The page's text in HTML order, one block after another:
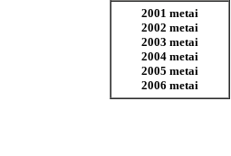
2001 metai
2002 metai
2003 metai
2004 metai
2005 metai
2006 metai